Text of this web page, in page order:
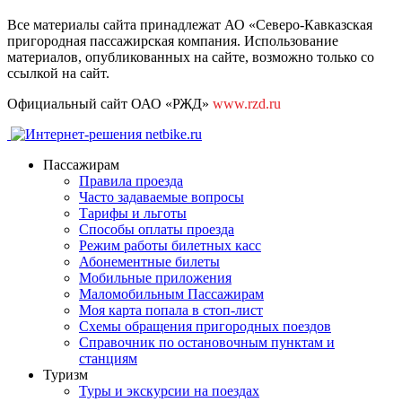
Все материалы сайта принадлежат АО «Северо-Кавказская
пригородная пассажирская компания. Использование
материалов, опубликованных на сайте, возможно только со
ссылкой на сайт.
Официальный сайт ОАО «РЖД» www.rzd.ru
Пассажирам
Правила проезда
Часто задаваемые вопросы
Тарифы и льготы
Способы оплаты проезда
Режим работы билетных касс
Абонементные билеты
Мобильные приложения
Маломобильным Пассажирам
Моя карта попала в стоп-лист
Cхемы обращения пригородных поездов
Справочник по остановочным пунктам и
станциям
Туризм
Туры и экскурсии на поездах